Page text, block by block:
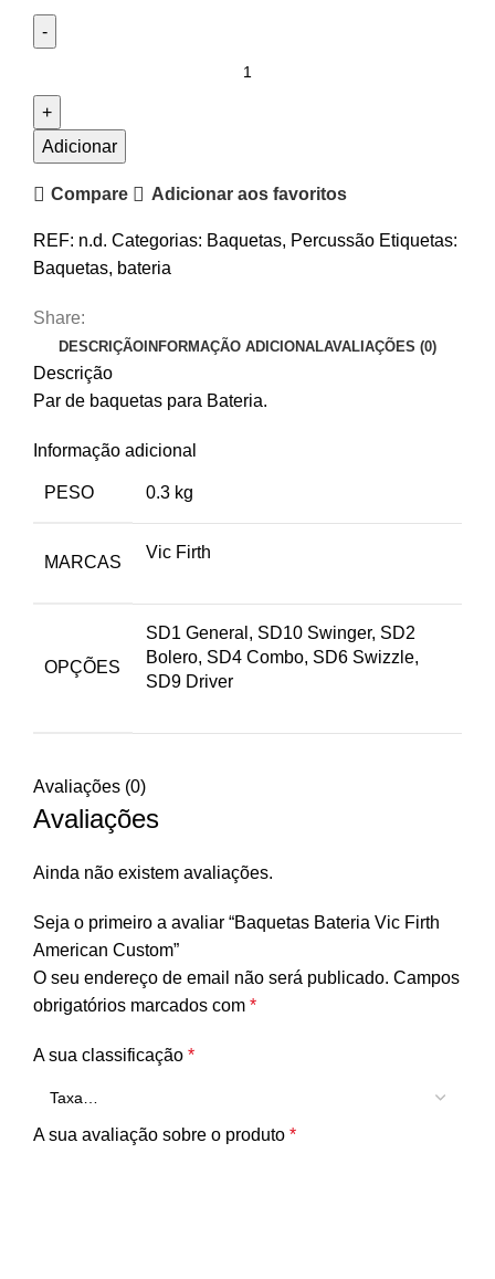
Baquetas
Bateria
Firth
Adicionar
Compare Adicionar aos favoritos
REF: n.d. Categorias: Baquetas, Percussão Etiquetas:
Baquetas, bateria
Share:
DESCRIÇÃOINFORMAÇÃO ADICIONALAVALIAÇÕES (0)
Descrição
Par de baquetas para Bateria.
Informação adicional
PESO 0.3 kg
MARCAS
Vic Firth
OPÇÕES
SD1 General, SD10 Swinger, SD2
Bolero, SD4 Combo, SD6 Swizzle,
SD9 Driver
Avaliações (0)
Avaliações
Ainda não existem avaliações.
Seja o primeiro a avaliar “Baquetas Bateria Vic Firth
American Custom”
O seu endereço de email não será publicado. Campos
obrigatórios marcados com *
A sua classificação *
A sua avaliação sobre o produto *